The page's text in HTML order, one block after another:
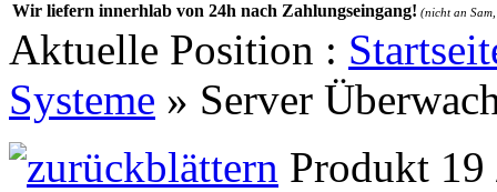
Wir liefern innerhlab von 24h nach Zahlungseingang! (nicht an
Aktuelle Position :
Systeme » Server
Produkt